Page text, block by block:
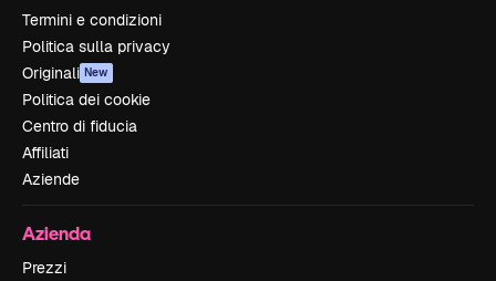
Termini e condizioni
Politica sulla privacy
Originali New
Politica dei cookie
Centro di fiducia
Affiliati
Aziende
Azienda
Prezzi